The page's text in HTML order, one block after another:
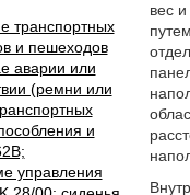
транспортных
и пешеходов
аварии или
(ремни или
и
управления
вес